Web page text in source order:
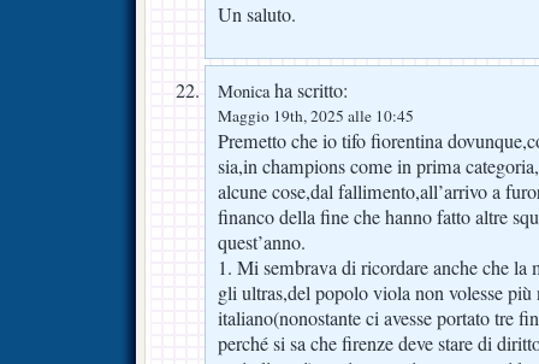
Un saluto.
Monicaha scritto:
Maggio 19th, 2025 alle 10:45
Premetto che io tifo fiorentina
sia,in champions come in prima
alcune cose,dal fallimento,all’arrivo a
financo della fine che hanno fatto altre
quest’anno.
1. Mi sembrava di ricordare anche che la
gli ultras,del popolo viola non volesse più
italiano(nonostante ci avesse portato tre
perché si sa che firenze deve stare di